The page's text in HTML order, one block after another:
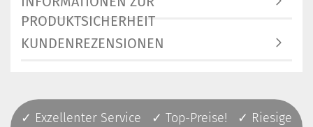
PRODUKTSICHERHEIT
KUNDENREZENSIONEN
✓ Exzellenter Service ✓ Top-Preise! ✓ Riesige